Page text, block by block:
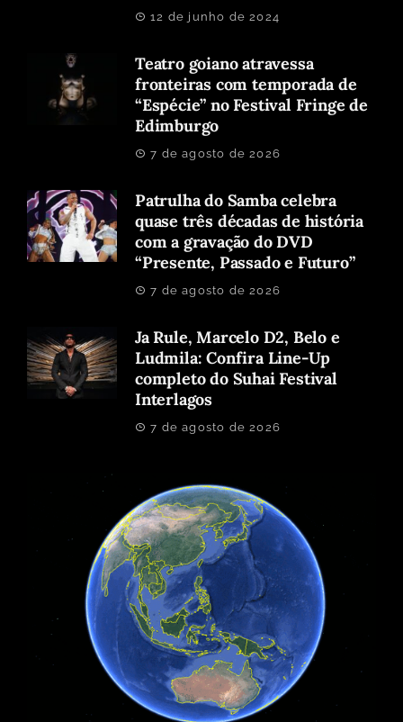
12 de junho de 2024
Teatro goiano atravessa
fronteiras com temporada de
“Espécie” no Festival Fringe de
Edimburgo
7 de agosto de 2026
Patrulha do Samba celebra
quase três décadas de história
com a gravação do DVD
“Presente, Passado e Futuro”
7 de agosto de 2026
Ja Rule, Marcelo D2, Belo e
Ludmila: Confira Line-Up
completo do Suhai Festival
Interlagos
7 de agosto de 2026